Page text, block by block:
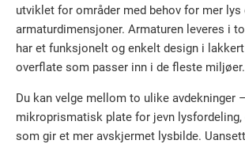
utviklet for områder med behov for mer
armaturdimensjoner. Armaturen leveres i
har et funksjonelt og enkelt design i
overflate som passer inn i de fleste miljøer.
Du kan velge mellom to ulike avdekninger
mikroprismatisk plate for jevn
som gir et mer avskjermet lysbilde.